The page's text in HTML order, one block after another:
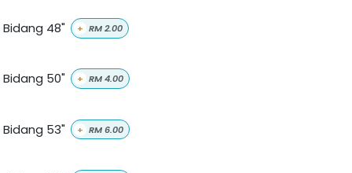
Bidang 48" + RM2.00
Bidang 50" + RM4.00
Bidang 53" + RM6.00